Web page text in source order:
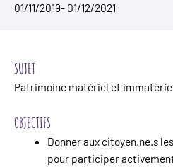
01/11/2019- 01/12/2021
SUJET
Patrimoine matériel et
OBJECTIFS
Donner aux citoyen.ne.s
pour participer